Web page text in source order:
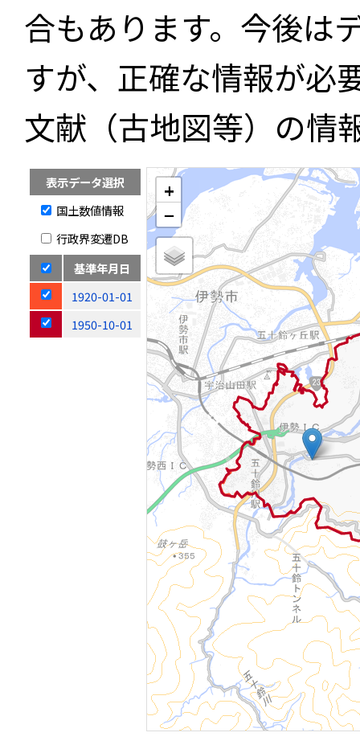
合もあります。今後は
すが、正確な情報が必
文献（古地図等）の情
表示データ選択
国土数値情報
行政界変遷DB
基準年月日
1920-01-01
1950-10-01
+
−